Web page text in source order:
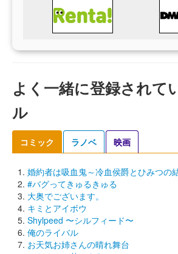
よく一緒に登録されて
ル
コミック ラノベ 映画
婚約者は吸血鬼～冷血侯爵とひみつの
#バグってきゅるきゅる
大奥でございます。
キミとアイボウ
Shylpeed 〜シルフィード〜
俺のライバル
お天気お姉さんの晴れ舞台